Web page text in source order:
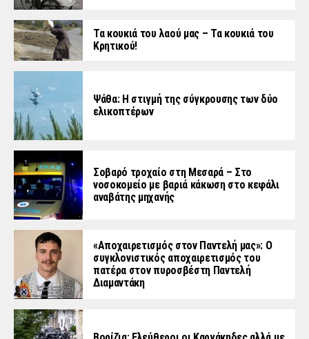
Τα κουκιά του λαού μας – Τα κουκιά του
Κρητικού!
Ψάθα: Η στιγμή της σύγκρουσης των δύο
ελικοπτέρων
Σοβαρό τροχαίο στη Μεσαρά – Στο
νοσοκομείο με βαριά κάκωση στο κεφάλι
αναβάτης μηχανής
«Aποχαιρετισμός στον Παντελή μας»: Ο
συγκλονιστικός αποχαιρετισμός του
πατέρα στον πυροσβέστη Παντελή
Διαμαντάκη